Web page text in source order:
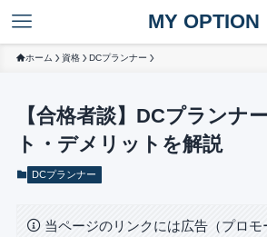
MY OPTION
ホーム 資格 DCプランナー
【合格者談】DCプランナ
ト・デメリットを解説
DCプランナー
当ページのリンクには広告（プロモ